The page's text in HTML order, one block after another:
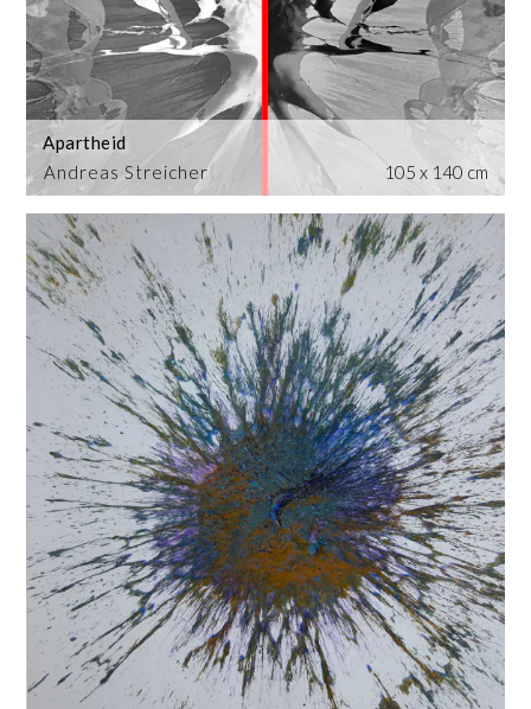
Andreas Streicher
Apartheid
105 x 140 cm